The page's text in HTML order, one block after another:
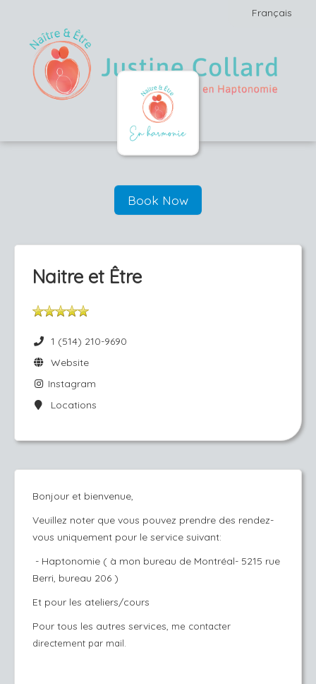
Français
Book Now
Naitre et Être
1 (514) 210-9690
Website
Instagram
Locations
Bonjour et bienvenue,
Veuillez noter que vous pouvez prendre des rendez-
vous uniquement pour le service suivant:
- Haptonomie ( à mon bureau de Montréal- 5215 rue
Berri, bureau 206 )
Et pour les ateliers/cours
Pour tous les autres services, me contacter
directement par mail.